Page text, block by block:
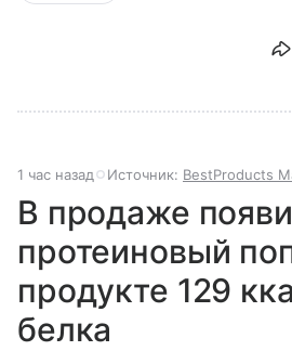
1 час назад Источник: BestProducts
В продаже
протеиновый
продукте 129
белка